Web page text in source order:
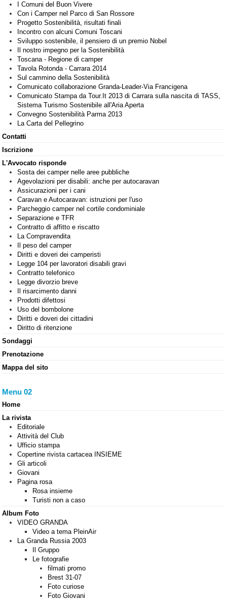
I Comuni del Buon Vivere
Con i Camper nel Parco di San Rossore
Progetto Sostenibilità, risultati finali
Incontro con alcuni Comuni Toscani
Sviluppo sostenibile, il pensiero di un premio Nobel
Il nostro impegno per la Sostenibilità
Toscana - Regione di camper
Tavola Rotonda - Carrara 2014
Sul cammino della Sostenibilità
Comunicato collaborazione Granda-Leader-Via Francigena
Comunicato Stampa da Tour.It 2013 di Carrara sulla nascita di TASS,
Sistema Turismo Sostenibile all'Aria Aperta
Convegno Sostenibilità Parma 2013
La Carta del Pellegrino
Contatti
Iscrizione
L'Avvocato risponde
Sosta dei camper nelle aree pubbliche
Agevolazioni per disabili: anche per autocaravan
Assicurazioni per i cani
Caravan e Autocaravan: istruzioni per l'uso
Parcheggio camper nel cortile condominiale
Separazione e TFR
Contratto di affitto e riscatto
La Compravendita
Il peso del camper
Diritti e doveri dei camperisti
Legge 104 per lavoratori disabili gravi
Contratto telefonico
Legge divorzio breve
Il risarcimento danni
Prodotti difettosi
Uso del bombolone
Diritti e doveri dei cittadini
Diritto di ritenzione
Sondaggi
Prenotazione
Mappa del sito
Menu 02
Home
La rivista
Editoriale
Attività del Club
Ufficio stampa
Copertine rivista cartacea INSIEME
Gli articoli
Giovani
Pagina rosa
Rosa insieme
Turisti non a caso
Album Foto
VIDEO GRANDA
Video a tema PleinAir
La Granda Russia 2003
Il Gruppo
Le fotografie
filmati promo
Brest 31-07
Foto curiose
Foto Giovani